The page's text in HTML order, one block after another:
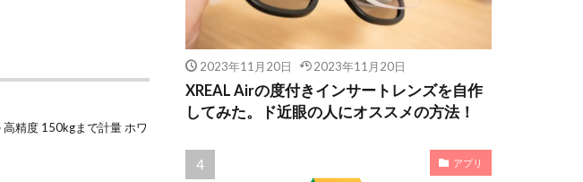
精度 150kgまで計量 ホワ
2023年11月20日 2023年11月20日
XREAL Airの度付きインサートレンズを自作
してみた。ド近眼の人にオススメの方法！
アプリ